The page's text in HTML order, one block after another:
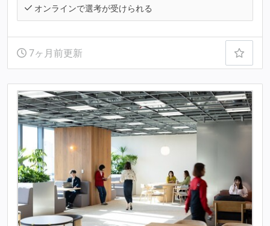
オンラインで選考が受けられる
7ヶ月前更新